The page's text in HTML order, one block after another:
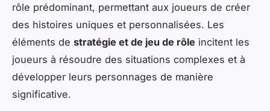
rôle prédominant, permettant aux joueurs de créer
des histoires uniques et personnalisées. Les
éléments de stratégie et de jeu de rôle incitent les
joueurs à résoudre des situations complexes et à
développer leurs personnages de manière
significative.